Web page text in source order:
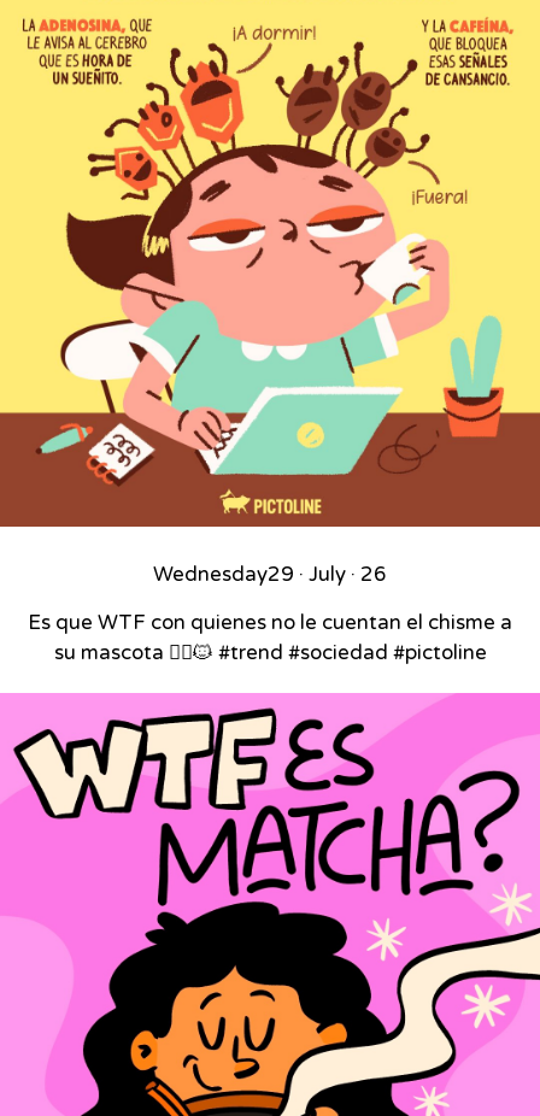
Wednesday29 · July · 26
Es que WTF con quienes no le cuentan el chisme a
su mascota 🙂‍↕️🐱 #trend #sociedad #pictoline